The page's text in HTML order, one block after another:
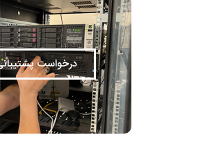
درخواست